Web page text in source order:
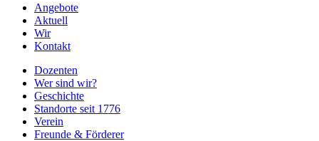
Angebote
Aktuell
Wir
Kontakt
Dozenten
Wer sind wir?
Geschichte
Standorte seit 1776
Verein
Freunde & Förderer